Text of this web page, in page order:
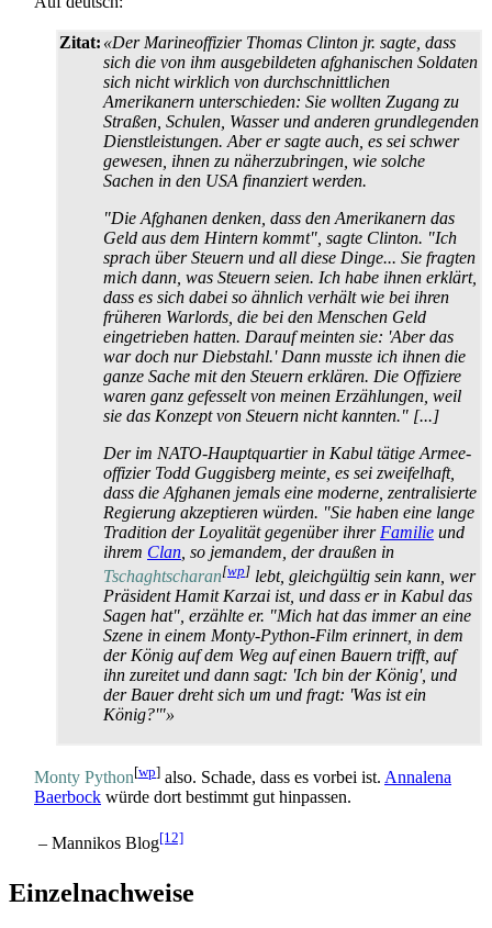
Zitat: «Der Marineoffizier Thomas Clinton jr. sagte, dass
sich die von ihm ausgebildeten afghanischen Soldaten
sich nicht wirklich von durch­schnittlichen
Amerikanern unterschieden: Sie wollten Zugang zu
Straßen, Schulen, Wasser und anderen grundlegenden
Dienstleistungen. Aber er sagte auch, es sei schwer
gewesen, ihnen zu näherzubringen, wie solche
Sachen in den USA finanziert werden.
"Die Afghanen denken, dass den Amerikanern das
Geld aus dem Hintern kommt", sagte Clinton. "Ich
sprach über Steuern und all diese Dinge... Sie fragten
mich dann, was Steuern seien. Ich habe ihnen erklärt,
dass es sich dabei so ähnlich verhält wie bei ihren
früheren Warlords, die bei den Menschen Geld
eingetrieben hatten. Darauf meinten sie: 'Aber das
war doch nur Diebstahl.' Dann musste ich ihnen die
ganze Sache mit den Steuern erklären. Die Offiziere
waren ganz gefesselt von meinen Erzählungen, weil
sie das Konzept von Steuern nicht kannten." [...]
Der im NATO-Hauptquartier in Kabul tätige Armee­
offizier Todd Guggisberg meinte, es sei zweifelhaft,
dass die Afghanen jemals eine moderne, zentralisierte
Regierung akzeptieren würden. "Sie haben eine lange
Tradition der Loyalität gegenüber ihrer Familie und
ihrem Clan , so jemandem, der draußen in
Tschaghtscharan[wp] lebt, gleichgültig sein kann, wer
Präsident Hamit Karzai ist, und dass er in Kabul das
Sagen hat", erzählte er. "Mich hat das immer an eine
Szene in einem Monty-Python-Film erinnert, in dem
der König auf dem Weg auf einen Bauern trifft, auf
ihn zureitet und dann sagt: 'Ich bin der König', und
der Bauer dreht sich um und fragt: 'Was ist ein
König?'"»
Monty Python[wp] also. Schade, dass es vorbei ist. Annalena
Baerbock würde dort bestimmt gut hinpassen.
– Mannikos Blog[12]
Einzelnachweise